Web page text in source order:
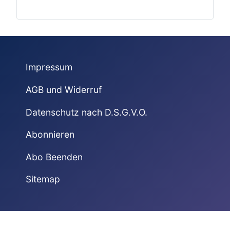
Impressum
AGB und Widerruf
Datenschutz nach D.S.G.V.O.
Abonnieren
Abo Beenden
Sitemap